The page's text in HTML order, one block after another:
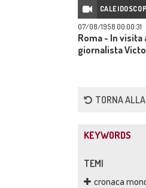
07/08/1958 00:00:31
Roma - In visita
giornalista
TORNA
KEYWORDS
TEMI
cronaca